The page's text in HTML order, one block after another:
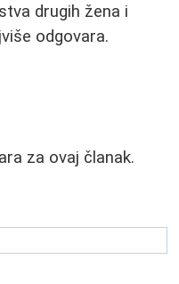
drugih žena i
odgovara.
za ovaj članak.